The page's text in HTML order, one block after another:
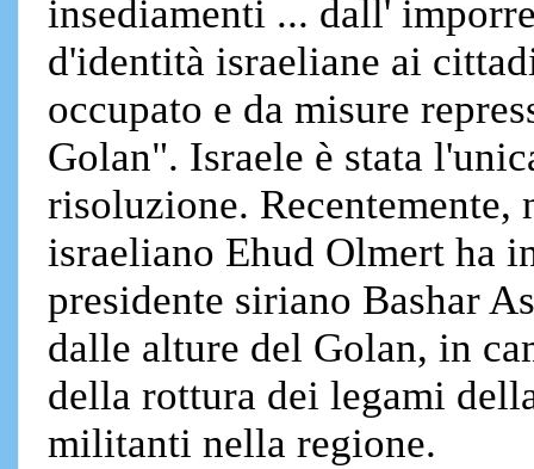
insediamenti ... dall'
d'identità israeliane ai
occupato e da misure
Golan". Israele è stata
risoluzione.
israeliano Ehud Olmert ha
presidente siriano Bashar
dalle alture del Golan, in
della rottura dei legami
militanti nella regione.